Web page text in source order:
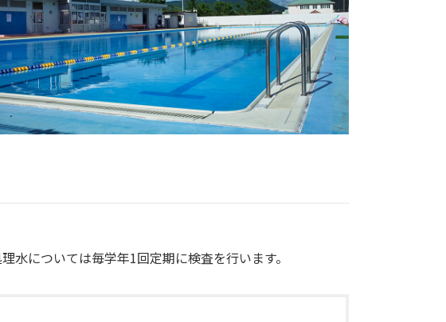
については毎学年1回定期に検査を行います。